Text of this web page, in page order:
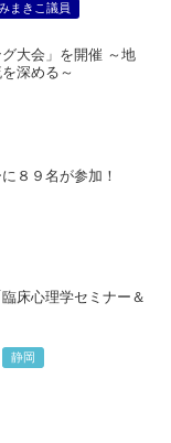
まきこ議員
大会」を開催 ～地
深める～
８９名が参加！
床心理学セミナー＆
静岡